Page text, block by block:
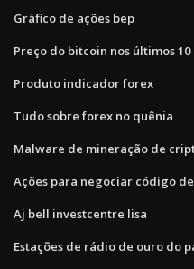
Gráfico de ações bep
Preço do bitcoin nos últimos 10
Produto indicador forex
Tudo sobre forex no quênia
Malware de mineração de
Ações para negociar código
Aj bell investcentre lisa
Estações de rádio de ouro do